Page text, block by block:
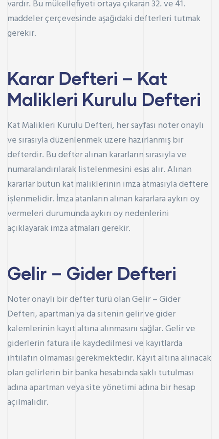
vardır. Bu mükellefiyeti ortaya çıkaran 32. ve 41.
maddeler çerçevesinde aşağıdaki defterleri tutmak
gerekir.
Karar Defteri – Kat
Malikleri Kurulu Defteri
Kat Malikleri Kurulu Defteri, her sayfası noter onaylı
ve sırasıyla düzenlenmek üzere hazırlanmış bir
defterdir. Bu defter alınan kararların sırasıyla ve
numaralandırılarak listelenmesini esas alır. Alınan
kararlar bütün kat maliklerinin imza atmasıyla deftere
işlenmelidir. İmza atanların alınan kararlara aykırı oy
vermeleri durumunda aykırı oy nedenlerini
açıklayarak imza atmaları gerekir.
Gelir – Gider Defteri
Noter onaylı bir defter türü olan Gelir – Gider
Defteri, apartman ya da sitenin gelir ve gider
kalemlerinin kayıt altına alınmasını sağlar. Gelir ve
giderlerin fatura ile kaydedilmesi ve kayıtlarda
ihtilafın olmaması gerekmektedir. Kayıt altına alınacak
olan gelirlerin bir banka hesabında saklı tutulması
adına apartman veya site yönetimi adına bir hesap
açılmalıdır.